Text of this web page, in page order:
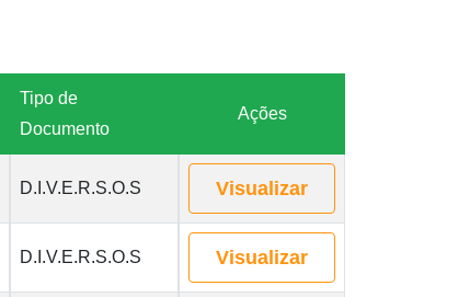
Tipo de
Documento
Ações
D.I.V.E.R.S.O.S Visualizar
D.I.V.E.R.S.O.S Visualizar